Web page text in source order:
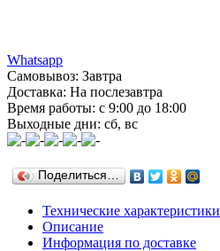
Whatsapp
Самовывоз: Завтра
Доставка: На послезавтра
Время работы: с 9:00 до 18:00
Выходные дни: сб, вс
Поделиться…
Технические характеристики
Описание
Информация по доставке